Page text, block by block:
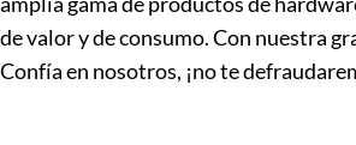
de valor y de consumo. Con nuestra
Confía en nosotros, ¡no te